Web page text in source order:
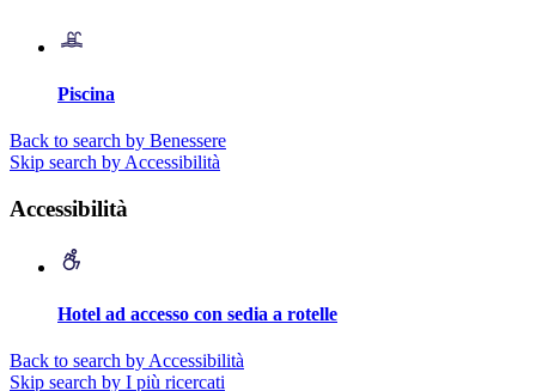
Piscina
Back to search by Benessere
Skip search by Accessibilità
Accessibilità
Hotel ad accesso con sedia a rotelle
Back to search by Accessibilità
Skip search by I più ricercati